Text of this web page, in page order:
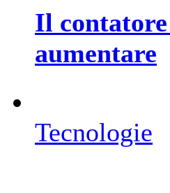
Il
aumentare
Tecnologie